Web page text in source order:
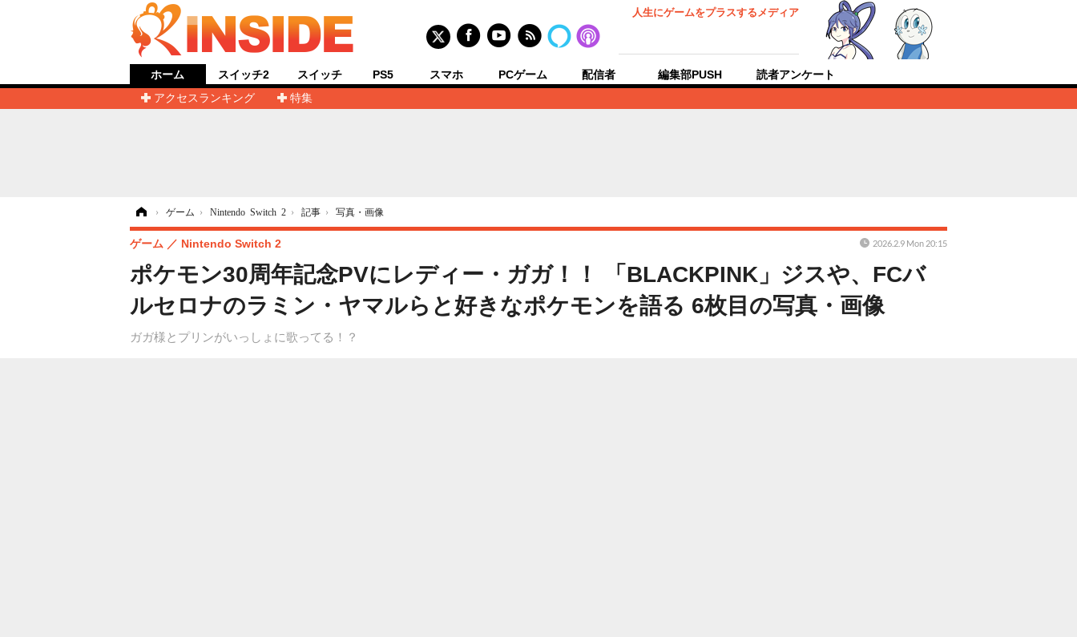
人生にゲームをプラスするメディア
ホーム
アクセスランキング
特集
スイッチ2 スイッチ PS5 スマホ PCゲーム 配信者 編集部PUSH 読者アンケート
› ゲーム › Nintendo Switch 2 › 記事 › 写真・画像
ポケモン30周年記念PVにレディー・ガガ！！ 「BLACKPINK」ジスや、FCバ
ルセロナのラミン・ヤマルらと好きなポケモンを語る 6枚目の写真・画像
ガガ様とプリンがいっしょに歌ってる！？
ゲーム Nintendo Switch 2 2026.2.9 Mon 20:15